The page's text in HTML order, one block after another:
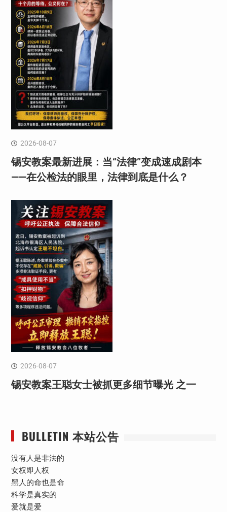
2026-08-07
锡安教案最新进展：当“法律”变成速成剧本
——在公检法的眼里，法律到底是什么？
2026-08-07
锡安教案王聪女士被抓更多细节曝光 之一
BULLETIN 本站公告
没有人是非法的
女权即人权
黑人的命也是命
科学是真实的
爱就是爱